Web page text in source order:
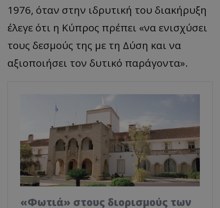
1976, όταν στην ιδρυτική του διακήρυξη
έλεγε ότι η Κύπρος πρέπει «να ενισχύσει
τους δεσμούς της με τη Δύση και να
αξιοποιήσει τον δυτικό παράγοντα».
«Φωτιά» στους διορισμούς των